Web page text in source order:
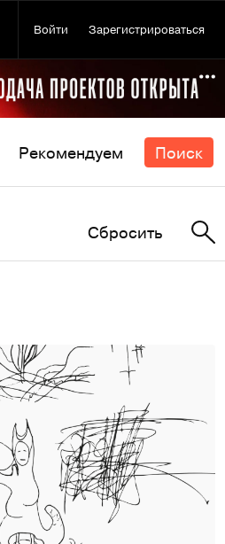
Войти Зарегистрироваться
Рекомендуем Поиск
Сбросить